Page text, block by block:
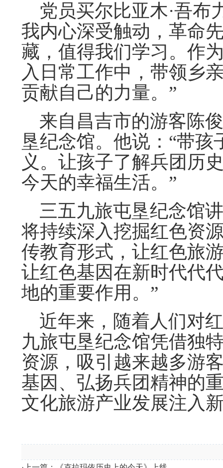
党员买尔比亚木·吾布
我内心深受触动，革命
藏，值得我们学习。作
入日常工作中，带领乡
贡献自己的力量。”
来自昌吉市的游客陈
垦纪念馆。他说：“带
义。让孩子了解兵团历
今天的幸福生活。”
三五九旅屯垦纪念馆
将持续深入挖掘红色资
传教育形式，让红色旅
让红色基因在新时代代
地的重要作用。”
近年来，随着人们对
九旅屯垦纪念馆凭借独
资源，吸引越来越多游
基因、弘扬兵团精神的
文化旅游产业发展注入